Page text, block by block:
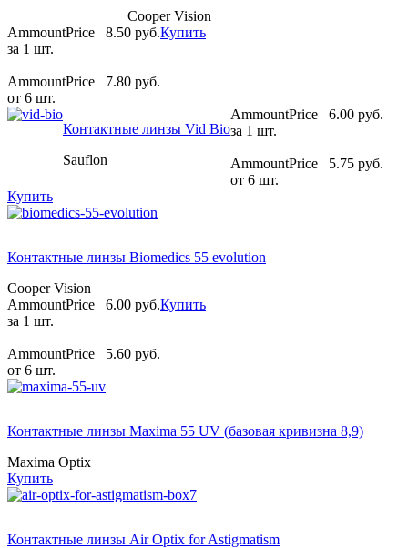
Cooper Vision
AmmountPrice
8.50 pуб.
за 1 шт.
AmmountPrice
7.80 pуб.
от 6 шт.
Купить
Контактные линзы Vid Bio
Sauflon
AmmountPrice
6.00 pуб.
за 1 шт.
AmmountPrice
5.75 pуб.
от 6 шт.
Купить
Контактные линзы Biomedics 55 evolution
Cooper Vision
AmmountPrice
6.00 pуб.
за 1 шт.
AmmountPrice
5.60 pуб.
от 6 шт.
Купить
Контактные линзы Maxima 55 UV (базовая кривизна 8,9)
Maxima Optix
Купить
Контактные линзы Air Optix for Astigmatism